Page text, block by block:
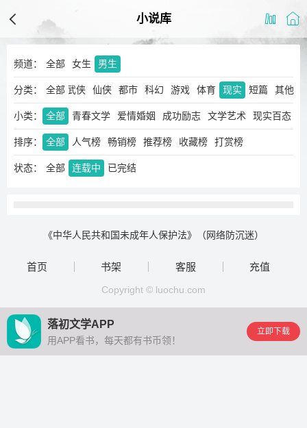
小说库
频道： 全部 女生 男生
分类： 全部
玄幻 奇幻 武侠 仙侠 都市 科幻 游戏 体育 现实 短篇 其他
小类： 全部 青春文学 爱情婚姻 成功励志 文学艺术 现实百态
排序： 全部 人气榜 畅销榜 推荐榜 收藏榜 打赏榜
状态： 全部 连载中 已完结
《中华人民共和国未成年人保护法》（网络防沉迷）
首页 书架 客服 充值
Copyright © luochu.com
落初文学APP
用APP看书，每天都有书币领！
立即下载